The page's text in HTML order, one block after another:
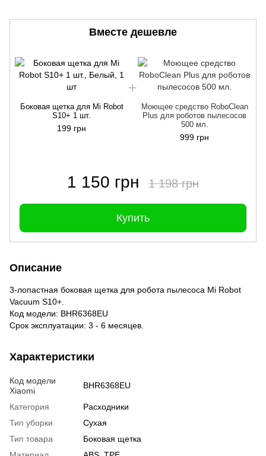
Вместе дешевле
Боковая щетка для Mi Robot
S10+ 1 шт.
199 грн
Моющее средство RoboClean
Plus для роботов пылесосов
500 мл.
999 грн
1 150 грн 1 198 грн
Купить
Описание
3-лопастная боковая щетка для робота пылесоса Mi Robot
Vacuum S10+.
Код модели: BHR6368EU
Срок эксплуатации: 3 - 6 месяцев.
Характеристики
Код модели
Xiaomi
BHR6368EU
Категория
Расходники
Тип уборки
Сухая
Тип товара
Боковая щетка